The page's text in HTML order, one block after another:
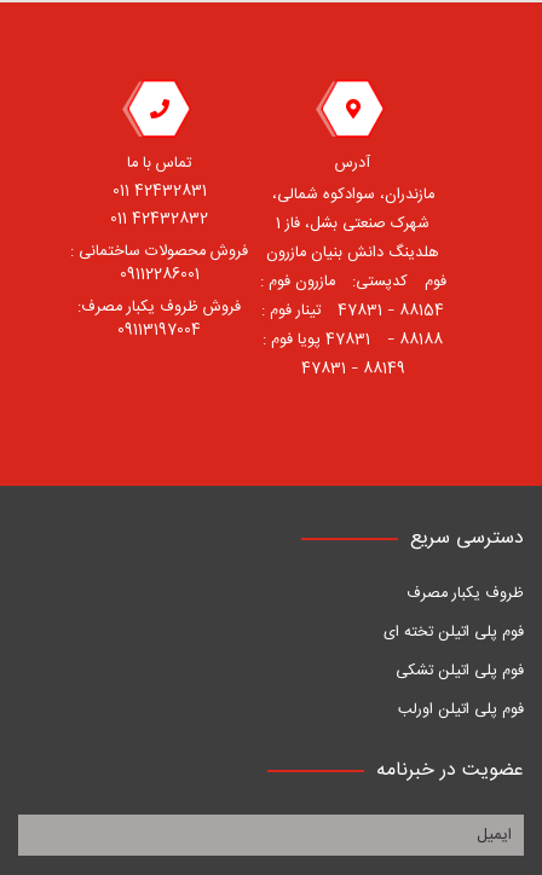
آدرس
مازندران، سوادکوه شمالی،
شهرک صنعتی بشل، فاز 1
هلدینگ دانش بنیان مازرون
فوم ⠀کدپستی: ⠀مازرون فوم :
88154 – 47831 ⠀تینار فوم :
88188 – 47831⠀ پویا فوم :
88149 – 47831
تماس با ما
42432831 011
42432832 011
فروش محصولات ساختمانی :
09112286001
فروش ظروف یکبار مصرف:
09113197004
دسترسی سریع
ظروف یکبار مصرف
فوم پلی اتیلن تخته ای
فوم پلی اتیلن تشکی
فوم پلی اتیلن اورلب
عضویت در خبرنامه